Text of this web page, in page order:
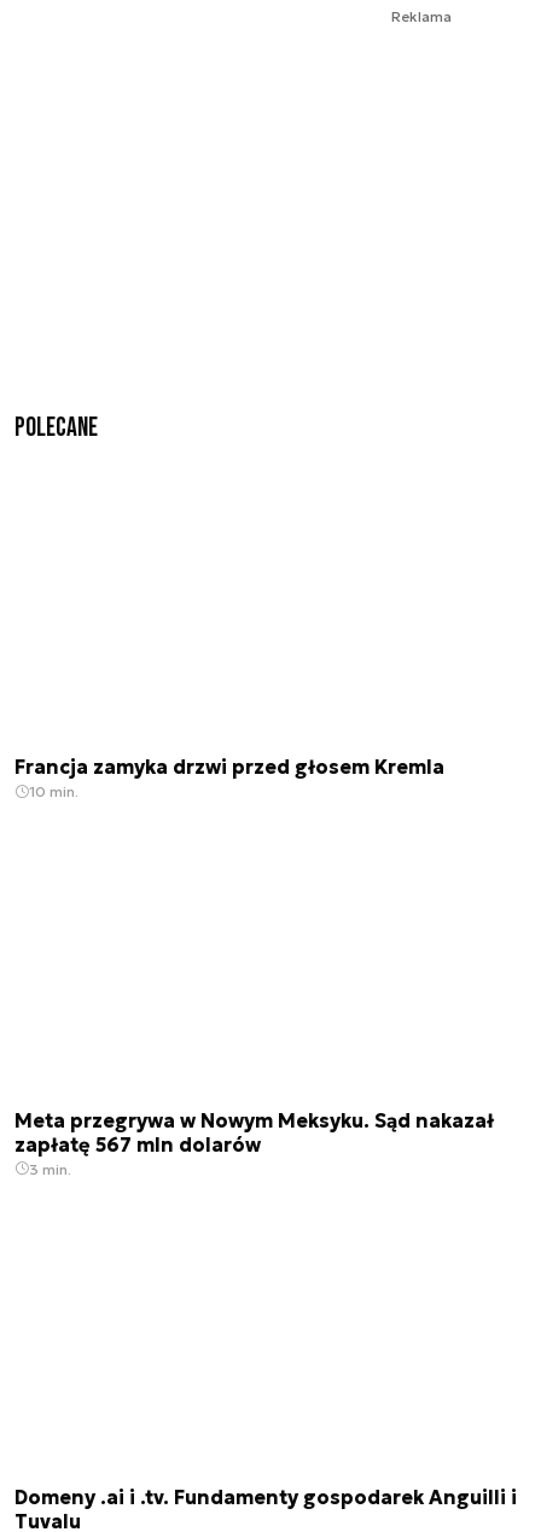
Reklama
Polecane
Francja zamyka drzwi przed głosem Kremla
10 min.
Meta przegrywa w Nowym Meksyku. Sąd nakazał
zapłatę 567 mln dolarów
3 min.
Domeny .ai i .tv. Fundamenty gospodarek Anguilli i
Tuvalu